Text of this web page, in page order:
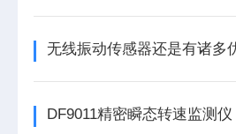
DF9011精密瞬态转速监测仪